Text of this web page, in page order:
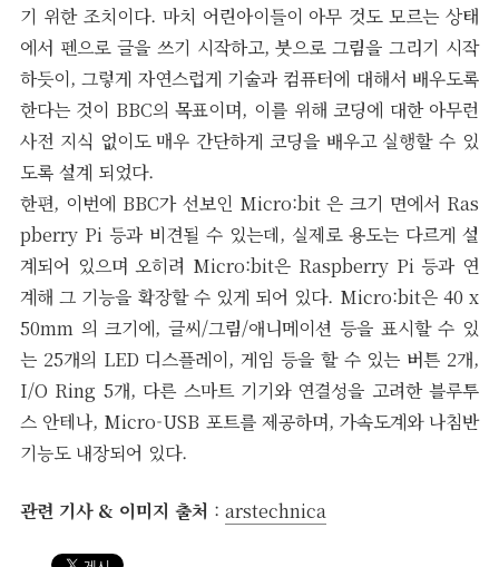
기 위한 조치이다. 마치 어린아이들이 아무 것도 모르는 상태
에서 펜으로 글을 쓰기 시작하고, 붓으로 그림을 그리기 시작
하듯이, 그렇게 자연스럽게 기술과 컴퓨터에 대해서 배우도록
한다는 것이 BBC의 목표이며, 이를 위해 코딩에 대한 아무런
사전 지식 없이도 매우 간단하게 코딩을 배우고 실행할 수 있
도록 설계 되었다.
한편, 이번에 BBC가 선보인 Micro:bit 은 크기 면에서 Ras
pberry Pi 등과 비견될 수 있는데, 실제로 용도는 다르게 설
계되어 있으며 오히려 Micro:bit은 Raspberry Pi 등과 연
계해 그 기능을 확장할 수 있게 되어 있다. Micro:bit은 40 x
50mm 의 크기에, 글씨/그림/애니메이션 등을 표시할 수 있
는 25개의 LED 디스플레이, 게임 등을 할 수 있는 버튼 2개,
I/O Ring 5개, 다른 스마트 기기와 연결성을 고려한 블루투
스 안테나, Micro-USB 포트를 제공하며, 가속도계와 나침반
기능도 내장되어 있다.
관련 기사 & 이미지 출처 : arstechnica